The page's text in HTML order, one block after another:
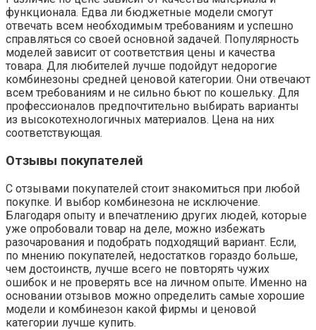
функционала. Едва ли бюджетные модели смогут
отвечать всем необходимым требованиям и успешно
справляться со своей основной задачей. Популярность
моделей зависит от соответствия цены и качества
товара. Для любителей лучше подойдут недорогие
комбинезоны средней ценовой категории. Они отвечают
всем требованиям и не сильно бьют по кошельку. Для
профессионалов предпочтительно выбирать варианты
из высокотехнологичных материалов. Цена на них
соответствующая.
Отзывы покупателей
С отзывами покупателей стоит знакомиться при любой
покупке. И выбор комбинезона не исключение.
Благодаря опыту и впечатлению других людей, которые
уже опробовали товар на деле, можно избежать
разочарования и подобрать подходящий вариант. Если,
по мнению покупателей, недостатков гораздо больше,
чем достоинств, лучше всего не повторять чужих
ошибок и не проверять все на личном опыте. Именно на
основании отзывов можно определить самые хорошие
модели и комбинезон какой фирмы и ценовой
категории лучше купить.